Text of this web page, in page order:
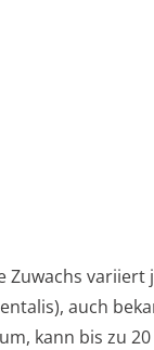
Zuwachs variiert
auch
kann bis zu